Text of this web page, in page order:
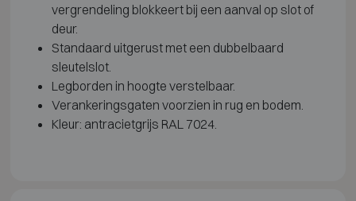
vergrendeling blokkeert bij een aanval op slot of
deur.
Standaard uitgerust met een dubbelbaard
sleutelslot.
Legborden in hoogte verstelbaar.
Verankeringsgaten voorzien in rug en bodem.
Kleur: antracietgrijs RAL 7024.